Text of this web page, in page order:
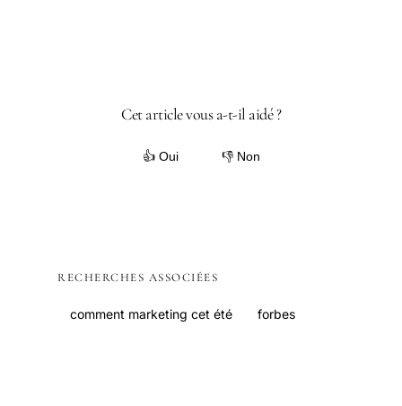
Cet article vous a-t-il aidé ?
👍 Oui 👎 Non
RECHERCHES ASSOCIÉES
comment marketing cet été forbes